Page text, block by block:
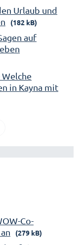
Urlaub und
(182 kB)
auf
Welche
in Kayna mit
Co-
(279 kB)